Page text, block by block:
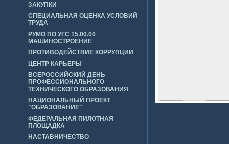
ЗАКУПКИ
СПЕЦИАЛЬНАЯ ОЦЕНКА УСЛОВИЙ
ТРУДА
РУМО ПО УГС 15.00.00
МАШИНОСТРОЕНИЕ
ПРОТИВОДЕЙСТВИЕ КОРРУПЦИИ
ЦЕНТР КАРЬЕРЫ
ВСЕРОССИЙСКИЙ ДЕНЬ
ПРОФЕССИОНАЛЬНОГО
ТЕХНИЧЕСКОГО ОБРАЗОВАНИЯ
НАЦИОНАЛЬНЫЙ ПРОЕКТ
"ОБРАЗОВАНИЕ"
ФЕДЕРАЛЬНАЯ ПИЛОТНАЯ
ПЛОЩАДКА
НАСТАВНИЧЕСТВО